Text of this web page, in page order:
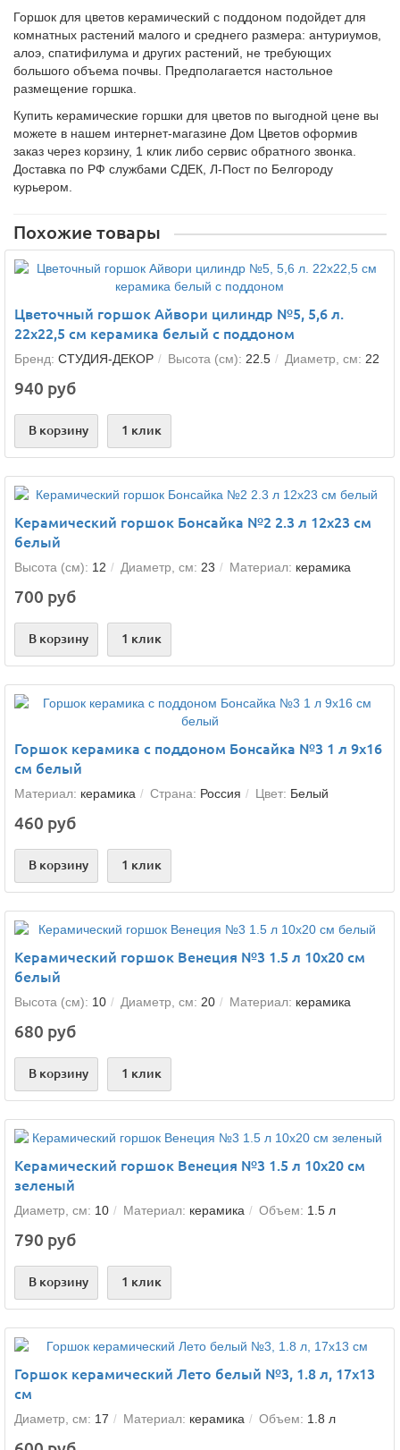
Горшок для цветов керамический с поддоном подойдет для
комнатных растений малого и среднего размера: антуриумов,
алоэ, спатифилума и других растений, не требующих
большого объема почвы. Предполагается настольное
размещение горшка.
Купить керамические горшки для цветов по выгодной цене вы
можете в нашем интернет-магазине Дом Цветов оформив
заказ через корзину, 1 клик либо сервис обратного звонка.
Доставка по РФ службами СДЕК, Л-Пост по Белгороду
курьером.
Похожие товары
Цветочный горшок Айвори цилиндр №5, 5,6 л.
22х22,5 см керамика белый с поддоном
Бренд: СТУДИЯ-ДЕКОР Высота (см): 22.5 Диаметр, см: 22
940 руб
В корзину 1 клик
Керамический горшок Бонсайка №2 2.3 л 12х23 см
белый
Высота (см): 12 Диаметр, см: 23 Материал: керамика
700 руб
В корзину 1 клик
Горшок керамика с поддоном Бонсайка №3 1 л 9х16
см белый
Материал: керамика Страна: Россия Цвет: Белый
460 руб
В корзину 1 клик
Керамический горшок Венеция №3 1.5 л 10х20 см
белый
Высота (см): 10 Диаметр, см: 20 Материал: керамика
680 руб
В корзину 1 клик
Керамический горшок Венеция №3 1.5 л 10х20 см
зеленый
Диаметр, см: 10 Материал: керамика Объем: 1.5 л
790 руб
В корзину 1 клик
Горшок керамический Лето белый №3, 1.8 л, 17х13
см
Диаметр, см: 17 Материал: керамика Объем: 1.8 л